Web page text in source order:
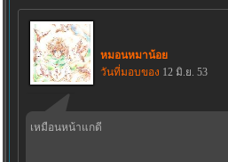
หมอนหมาน้อย
วันที่มอบของ 12 มิ.ย. 53
เหมือนหน้าแกดี